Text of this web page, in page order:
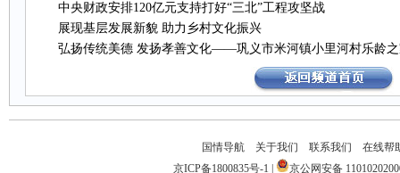
中央财政安排120亿元支持打好“三北”工程攻坚战
展现基层发展新貌助力乡村文化振兴
弘扬传统美德发扬孝善文化——巩义市米河镇小里河村乐龄
国情导航 关于我们 联系我们
在线帮
京ICP备1800835号-1
京公网安备